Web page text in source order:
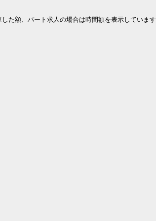
た額、パート求人の場合は時間額を表示しています